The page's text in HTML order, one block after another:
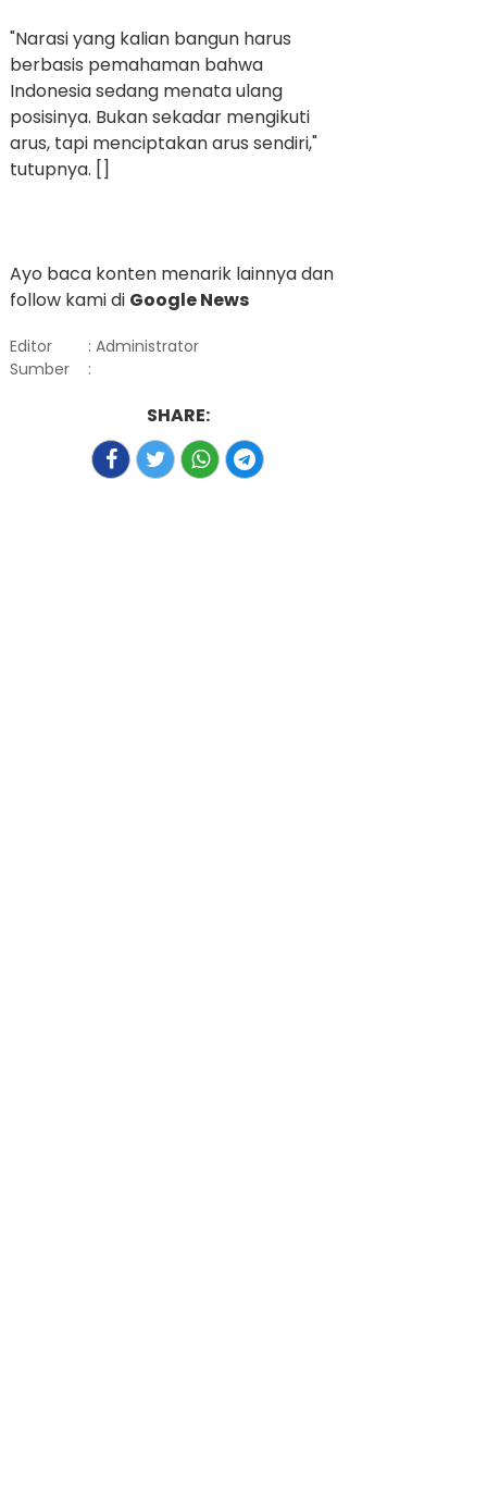
"Narasi yang kalian bangun harus
berbasis pemahaman bahwa
Indonesia sedang menata ulang
posisinya. Bukan sekadar mengikuti
arus, tapi menciptakan arus sendiri,"
tutupnya. []
Ayo baca konten menarik lainnya dan
follow kami di Google News
Editor
: Administrator
Sumber
:
SHARE: